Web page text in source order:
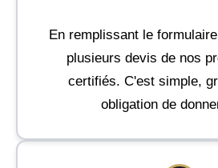
En remplissant le
plusieurs devis de nos
certifiés. C'est simple,
obligation de